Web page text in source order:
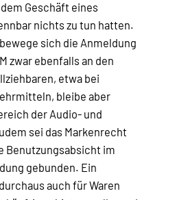
Geschäft eines
nichts zu tun hatten.
sich die Anmeldung
zwar ebenfalls an den
etwa bei
bleibe aber
der Audio- und
sei das Markenrecht
Benutzungsabsicht im
gebunden. Ein
auch für Waren